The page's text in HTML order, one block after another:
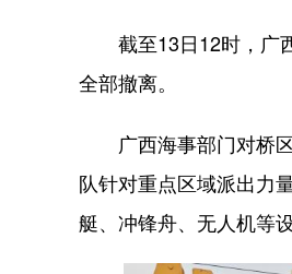
截至13日12时，广西
全部撤离。
广西海事部门对桥区
队针对重点区域派出力
艇、冲锋舟、无人机等设